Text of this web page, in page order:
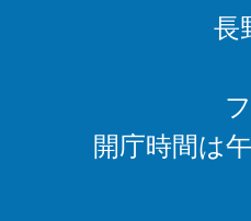
長
開庁時間は